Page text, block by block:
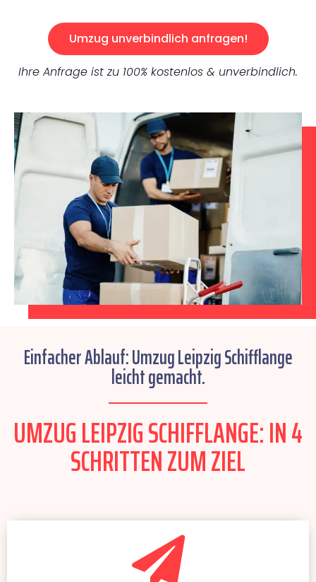
Umzug unverbindlich anfragen!
Ihre Anfrage ist zu 100% kostenlos & unverbindlich.
Einfacher Ablauf: Umzug Leipzig Schifflange
leicht gemacht.
UMZUG LEIPZIG SCHIFFLANGE: IN 4
SCHRITTEN ZUM ZIEL